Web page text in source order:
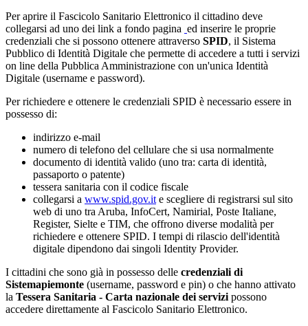
Per aprire il Fascicolo Sanitario Elettronico il cittadino deve
collegarsi ad uno dei link a fondo pagina ed inserire le proprie
credenziali che si possono ottenere attraverso SPID, il Sistema
Pubblico di Identità Digitale che permette di accedere a tutti i servizi
on line della Pubblica Amministrazione con un'unica Identità
Digitale (username e password).
Per richiedere e ottenere le credenziali SPID è necessario essere in
possesso di:
indirizzo e-mail
numero di telefono del cellulare che si usa normalmente
documento di identità valido (uno tra: carta di identità,
passaporto o patente)
tessera sanitaria con il codice fiscale
collegarsi a www.spid.gov.ite scegliere di registrarsi sul sito
web di uno tra Aruba, InfoCert, Namirial, Poste Italiane,
Register, Sielte e TIM, che offrono diverse modalità per
richiedere e ottenere SPID. I tempi di rilascio dell'identità
digitale dipendono dai singoli Identity Provider.
I cittadini che sono già in possesso delle credenziali di
Sistemapiemonte (username, password e pin) o che hanno attivato
la Tessera Sanitaria - Carta nazionale dei servizipossono
accedere direttamente al Fascicolo Sanitario Elettronico.